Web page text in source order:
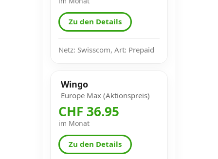
Zu den Details
Netz: Swisscom, Art: Prepaid
Wingo
Europe Max (Aktionspreis)
CHF 36.95
im Monat
Zu den Details